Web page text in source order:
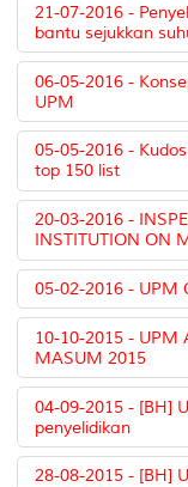
21-07-2016 -
bantu sejukkan
06-05-2016 -
UPM
05-05-2016 -
top 150 list
20-03-2016 -
INSTITUTION ON
05-02-2016 - UPM
10-10-2015 - UPM
MASUM 2015
04-09-2015 - [BH]
penyelidikan
28-08-2015 - [BH]